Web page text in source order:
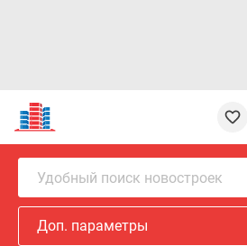
Новостройки
Квартиры
Ипотека
Новостройки
Москвы
Новостройки
Подмосковья
Удобный поиск новостроек
Доп. параметры